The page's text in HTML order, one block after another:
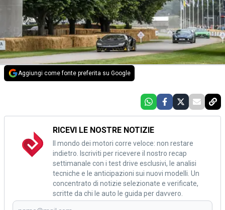
Aggiungi come fonte preferita su Google
RICEVI LE NOSTRE NOTIZIE
Il mondo dei motori corre veloce: non restare
indietro. Iscriviti per ricevere il nostro recap
settimanale con i test drive esclusivi, le analisi
tecniche e le anticipazioni sui nuovi modelli. Un
concentrato di notizie selezionate e verificate,
scritte da chi le auto le guida per davvero.